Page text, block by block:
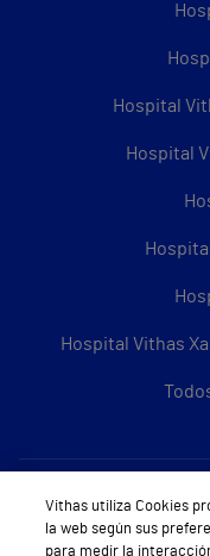
Hospital
Hospital
Hospital Vithas
Vithas utiliza Cookies
la web según sus
para medir la